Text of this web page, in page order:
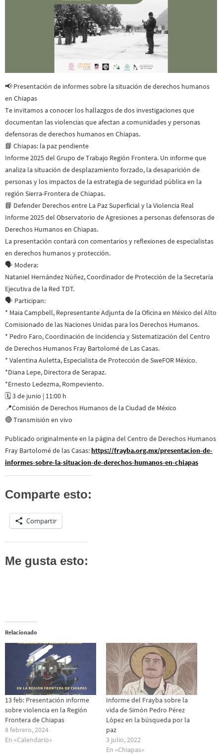
📢 Presentación de informes sobre la situación de derechos humanos
en Chiapas
Te invitamos a conocer los hallazgos de dos investigaciones que
documentan las violencias que afectan a comunidades y personas
defensoras de derechos humanos en Chiapas.
📘 Chiapas: la paz pendiente
Informe 2025 del Grupo de Trabajo Región Frontera. Un informe que
analiza la situación de desplazamiento forzado, la desaparición de
personas y los impactos de la estrategia de seguridad pública en la
región Sierra-Frontera de Chiapas.
📘 Defender Derechos entre La Paz Superficial y la Violencia Real
Informe 2025 del Observatorio de Agresiones a personas defensoras de
Derechos Humanos en Chiapas.
La presentación contará con comentarios y reflexiones de especialistas
en derechos humanos y protección.
🗣️ Modera:
Nataniel Hernández Núñez, Coordinador de Protección de la Secretaría
Ejecutiva de la Red TDT.
🗣️ Participan:
* Maia Campbell, Representante Adjunta de la Oficina en México del Alto
Comisionado de las Naciones Unidas para los Derechos Humanos.
* Pedro Faro, Coordinación de Incidencia y Sistematización del Centro
de Derechos Humanos Fray Bartolomé de Las Casas.
* Valentina Auletta, Especialista de Protección de SweFOR México.
*Diana Lepe, Directora de Serapaz.
*Ernesto Ledezma, Rompeviento.
🗓️ 3 de junio | 11:00 h
📍Comisión de Derechos Humanos de la Ciudad de México
🔴 Transmisión en vivo
Publicado originalmente en la página del Centro de Derechos Humanos
Fray Bartolomé de las Casas: https://frayba.org.mx/presentacion-de-
informes-sobre-la-situacion-de-derechos-humanos-en-chiapas
Comparte esto:
Compartir
Me gusta esto:
Relacionado
13 feb: Presentación informe
sobre violencia en la Región
Frontera de Chiapas
8 febrero, 2024
En «Calendario»
Informe del Frayba sobre la
vida de Simón Pedro Pérez
López en la búsqueda por la
paz
3 julio, 2022
En «Chiapas»